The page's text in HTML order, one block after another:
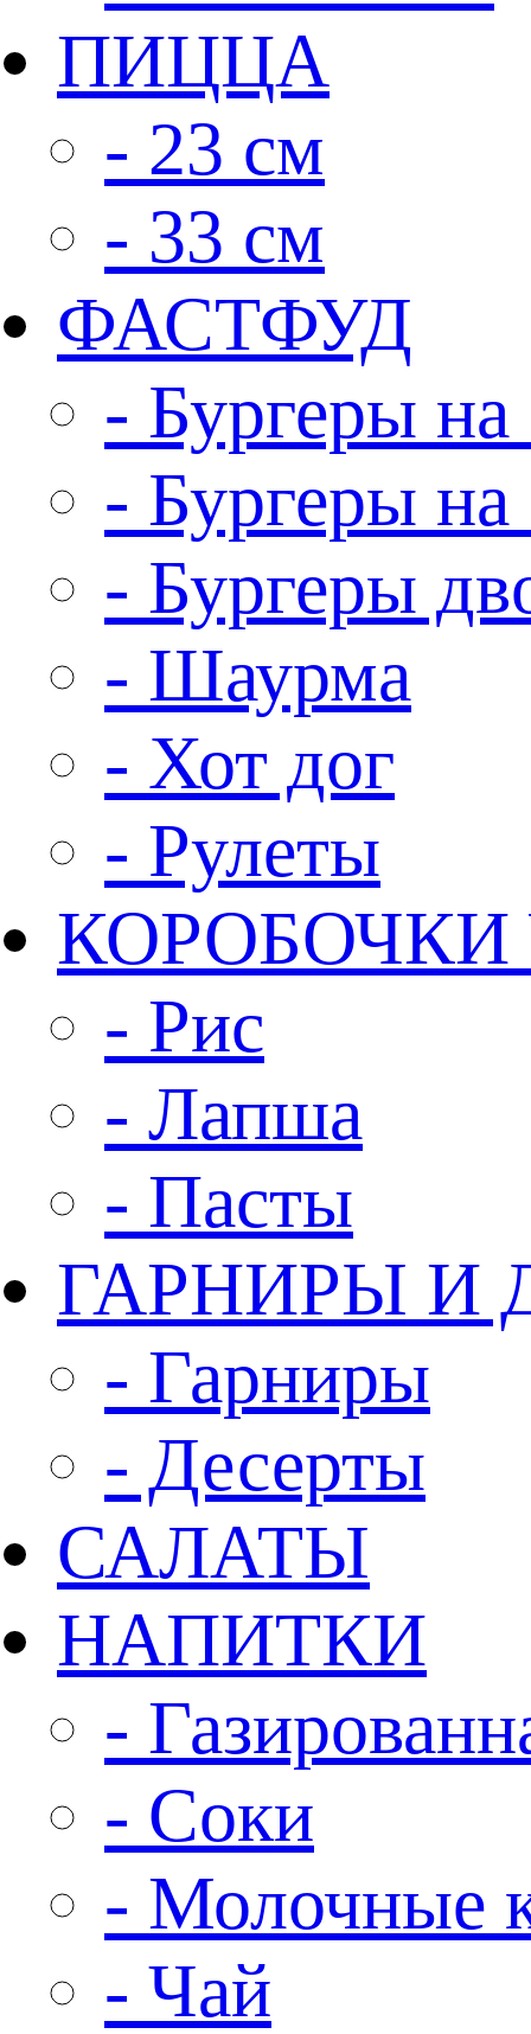
ПИЦЦА
- 23 см
- 33 см
ФАСТФУД
- Бургеры
- Бургеры
- Бургеры
- Шаурма
- Хот дог
- Рулеты
КОРОБОЧКИ
- Рис
- Лапша
- Пасты
ГАРНИРЫ И
- Гарниры
- Десерты
САЛАТЫ
НАПИТКИ
-
- Соки
- Молочные
- Чай